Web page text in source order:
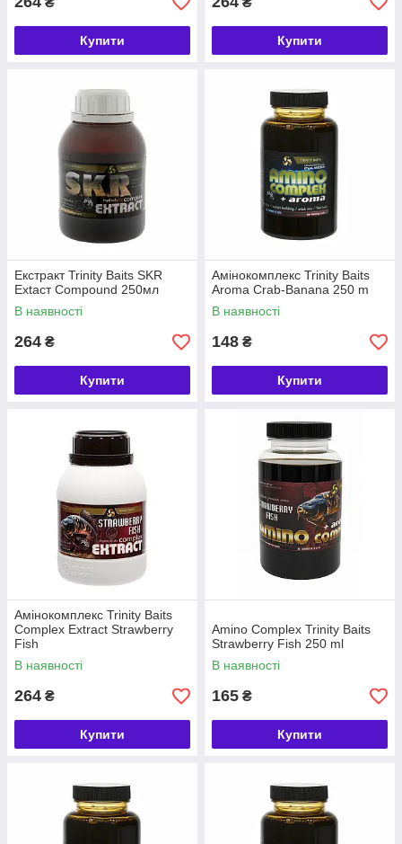
Купити Купити
Екстракт Trinity Baits SKR
Extacт Compound 250мл
В наявності
264 ₴
Купити
Амінокомплекс Trinity Baits
Aroma Crab-Banana 250 m
В наявності
148 ₴
Купити
Амінокомплекс Trinity Baits
Complex Extract Strawberry
Fish
В наявності
264 ₴
Купити
Amino Complex Trinity Baits
Strawberry Fish 250 ml
В наявності
165 ₴
Купити